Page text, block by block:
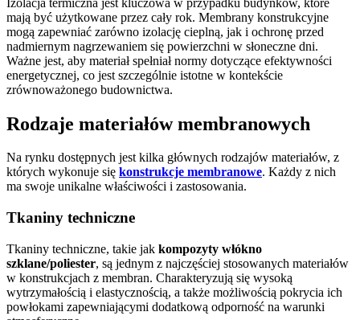
mają być użytkowane przez cały rok. Membrany konstrukcyjne
mogą zapewniać zarówno izolację cieplną, jak i ochronę przed
nadmiernym nagrzewaniem się powierzchni w słoneczne dni.
Ważne jest, aby materiał spełniał normy dotyczące efektywności
energetycznej, co jest szczególnie istotne w kontekście
zrównoważonego budownictwa.
Rodzaje materiałów membranowych
Na rynku dostępnych jest kilka głównych rodzajów materiałów, z
których wykonuje się konstrukcje membranowe. Każdy z nich
ma swoje unikalne właściwości i zastosowania.
Tkaniny techniczne
Tkaniny techniczne, takie jak kompozyty włókno
szklane/poliester, są jednym z najczęściej stosowanych materiałów
w konstrukcjach z membran. Charakteryzują się wysoką
wytrzymałością i elastycznością, a także możliwością pokrycia ich
powłokami zapewniającymi dodatkową odporność na warunki